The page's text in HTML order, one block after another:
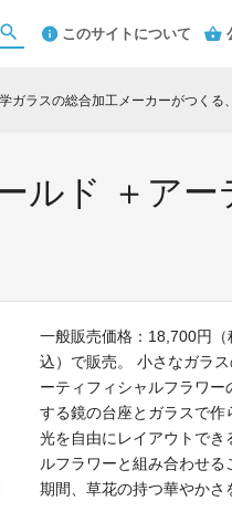
このサイトについて
ガラスの総合加工メーカーがつくる
ルド ＋ア
一般販売価格：18,700円
込）で販売。 小さなガラ
ーティフィシャルフラワ
する鏡の台座とガラスで作
光を自由にレイアウトでき
ルフラワーと組み合わせ
期間、草花の持つ華やかさ